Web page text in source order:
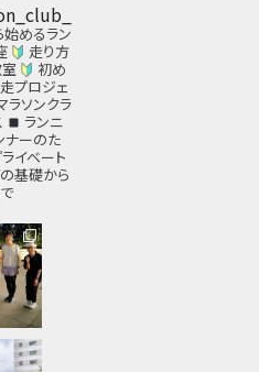
始めるラン
走り方
初め
プロジェ
ラソンクラ
ランニ
ナーのた
イベート
基礎から